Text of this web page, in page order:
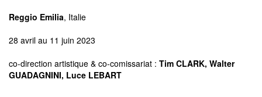
Reggio Emilia, Italie
28 avril au 11 juin 2023
co-direction artistique & co-comissariat : Tim CLARK, Walter
GUADAGNINI, Luce LEBART